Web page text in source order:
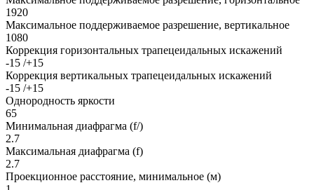
1920
Максимальное поддерживаемое разрешение, вертикальное
1080
Коррекция горизонтальных трапецеидальных искажений
-15 /+15
Коррекция вертикальных трапецеидальных искажений
-15 /+15
Однородность яркости
65
Минимальная диафрагма (f/)
2.7
Максимальная диафрагма (f)
2.7
Проекционное расстояние, минимальное (м)